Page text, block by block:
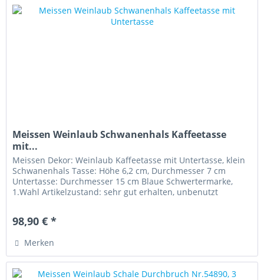
Meissen Weinlaub Schwanenhals Kaffeetasse
mit...
Meissen Dekor: Weinlaub Kaffeetasse mit Untertasse, klein
Schwanenhals Tasse: Höhe 6,2 cm, Durchmesser 7 cm
Untertasse: Durchmesser 15 cm Blaue Schwertermarke,
1.Wahl Artikelzustand: sehr gut erhalten, unbenutzt
98,90 € *
Merken